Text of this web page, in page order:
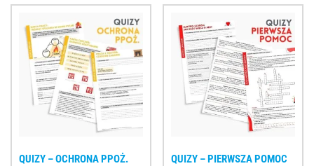
QUIZY – OCHRONA PPOŻ. QUIZY – PIERWSZA POMOC